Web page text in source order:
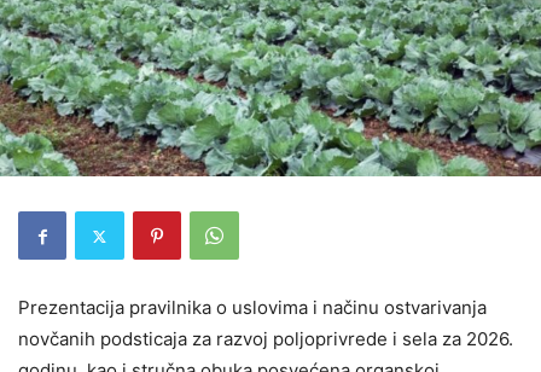
Prezentacija pravilnika o uslovima i načinu ostvarivanja
novčanih podsticaja za razvoj poljoprivrede i sela za 2026.